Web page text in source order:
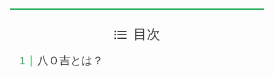
目次
八Ｏ吉とは？